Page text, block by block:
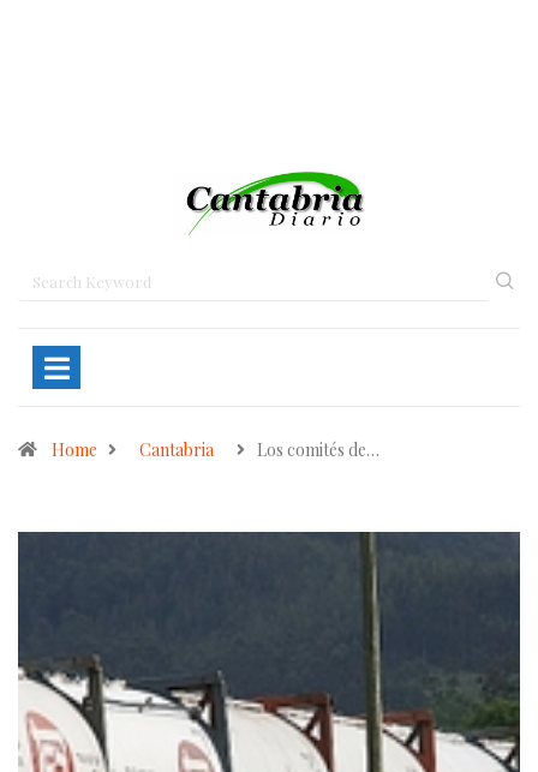
Home Cantabria Los comités de…